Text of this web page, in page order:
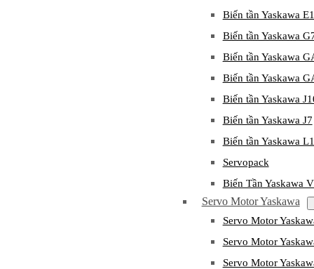
Biến tần Yaskawa
Biến tần Yaskawa
Biến tần Yaskawa
Biến tần Yaskawa
Biến tần Yaskawa
Biến tần Yaskawa J7
Biến tần Yaskawa
Servopack
Biến Tần Yaskawa
Servo Motor Yaskawa
Servo Motor
Servo Motor
Servo Motor